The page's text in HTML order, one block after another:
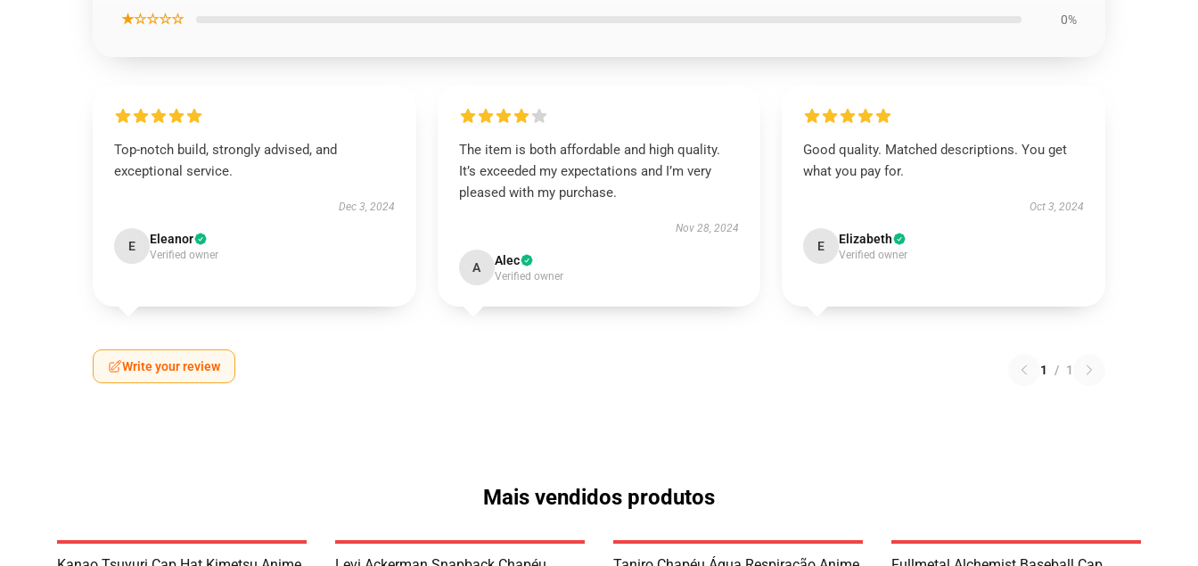
★☆☆☆☆ 0%
Top-notch build, strongly advised, and
exceptional service.
Dec 3, 2024
E Eleanor
Verified owner
The item is both affordable and high quality.
It’s exceeded my expectations and I’m very
pleased with my purchase.
Nov 28, 2024
A Alec
Verified owner
Good quality. Matched descriptions. You get
what you pay for.
Oct 3, 2024
E Elizabeth
Verified owner
Write your review 1 / 1
Mais vendidos produtos